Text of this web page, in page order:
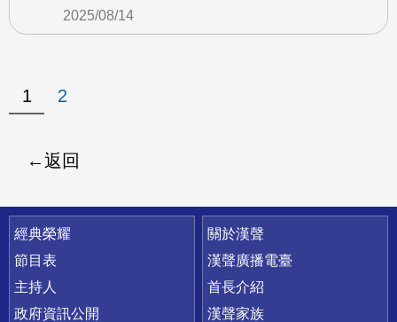
2025/08/14
1 2
返回
快速連結
經典榮耀
節目表
主持人
政府資訊公開
關於漢聲
漢聲廣播電臺
首長介紹
漢聲家族